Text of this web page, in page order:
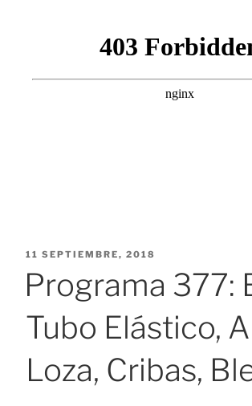
PUBLICADO
11 SEPTIEMBRE, 2018
Programa 377:
Tubo Elástico,
Loza, Cribas,